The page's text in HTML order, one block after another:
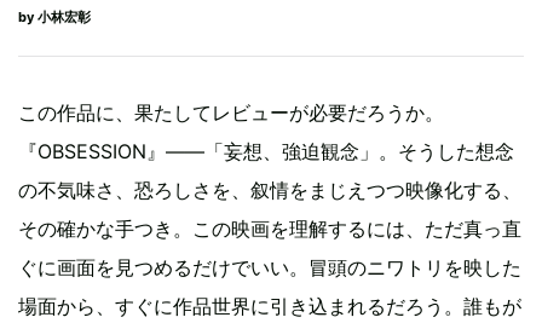
by 小林宏彰
この作品に、果たしてレビューが必要だろうか。
『OBSESSION』――「妄想、強迫観念」。そうした想念
の不気味さ、恐ろしさを、叙情をまじえつつ映像化する、
その確かな手つき。この映画を理解するには、ただ真っ直
ぐに画面を見つめるだけでいい。冒頭のニワトリを映した
場面から、すぐに作品世界に引き込まれるだろう。誰もが